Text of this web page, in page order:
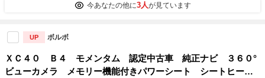
今あなたの他に3人が見ています
UP ボルボ
ＸＣ４０ Ｂ４ モメンタム 認定中古車 純正ナビ ３６０°
ビューカメラ メモリー機能付きパワーシート シートヒータ